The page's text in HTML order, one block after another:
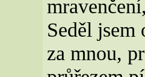
Seděl jsem
za mnou,